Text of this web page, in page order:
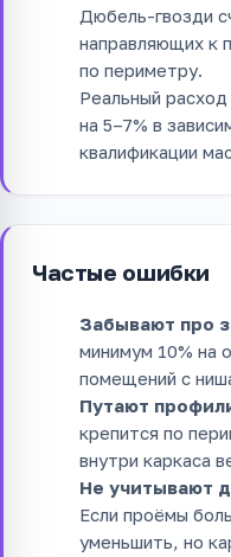
Дюбель-гвозди
направляющих к
по периметру.
Реальный
на 5–7% в
квалификации
Частые ошибки
Забывают про
минимум 10% на
помещений с
Путают
крепится по
внутри каркаса
Не учитывают
Если проёмы
уменьшить, но